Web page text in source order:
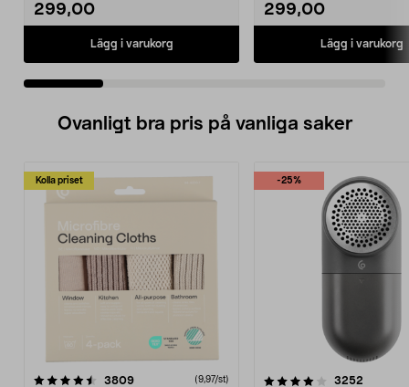
299,00
Lägg i varukorg
299,00
Lägg i varukorg
Ovanligt bra pris på vanliga saker
Kolla priset
3809recensioner (9,97/st)
-25%
4.0av 5 stjärnor 3252
4.5av 5 stjärnor